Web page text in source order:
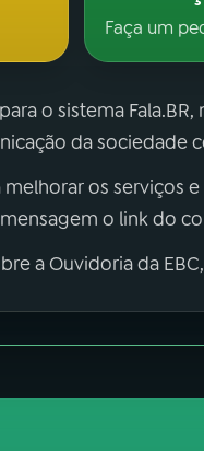
Faça um
o sistema
da sociedade
melhorar os
o link do
a Ouvidoria da